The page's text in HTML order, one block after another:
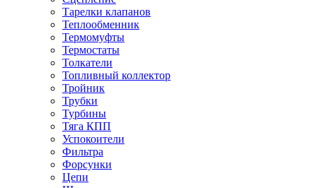
Тарелки клапанов
Теплообменник
Термомуфты
Термостаты
Толкатели
Топливный коллектор
Тройник
Трубки
Турбины
Тяга КПП
Успокоители
Фильтра
Форсунки
Цепи